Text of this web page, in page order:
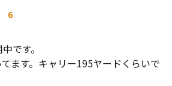
6
です。
ます。キャリー195ヤードくらいで